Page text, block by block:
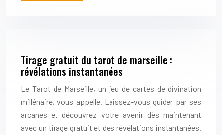
Tirage gratuit du tarot de marseille :
révélations instantanées
Le Tarot de Marseille, un jeu de cartes de divination
millénaire, vous appelle. Laissez-vous guider par ses
arcanes et découvrez votre avenir dès maintenant
avec un tirage gratuit et des révélations instantanées.